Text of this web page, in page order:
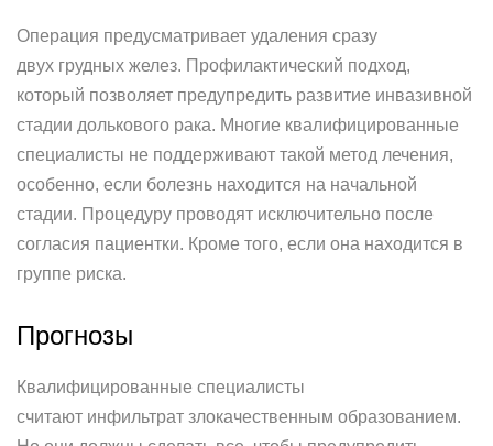
Операция предусматривает удаления сразу
двух грудных желез. Профилактический подход,
который позволяет предупредить развитие инвазивной
стадии долькового рака. Многие квалифицированные
специалисты не поддерживают такой метод лечения,
особенно, если болезнь находится на начальной
стадии. Процедуру проводят исключительно после
согласия пациентки. Кроме того, если она находится в
группе риска.
Прогнозы
Квалифицированные специалисты
считают инфильтрат злокачественным образованием.